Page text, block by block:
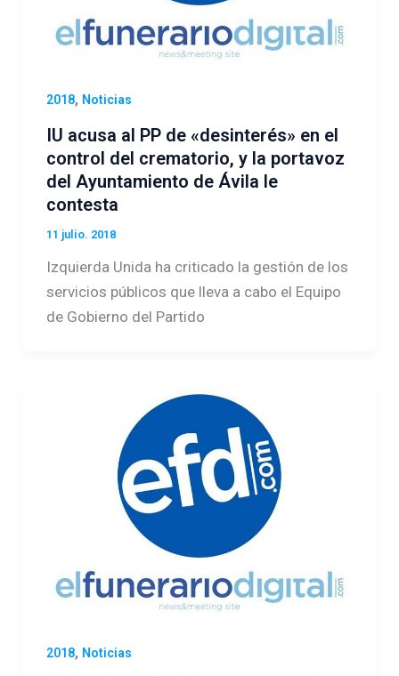
2018, Noticias
IU acusa al PP de «desinterés» en el
control del crematorio, y la portavoz
del Ayuntamiento de Ávila le
contesta
11 julio. 2018
Izquierda Unida ha criticado la gestión de los
servicios públicos que lleva a cabo el Equipo
de Gobierno del Partido
2018, Noticias